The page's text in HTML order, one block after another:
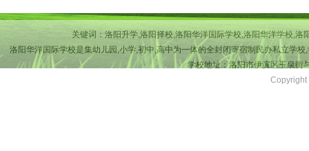
关键词：洛阳升学,洛阳择校,洛阳华洋国际学校,洛阳华洋学校,
洛阳华洋国际学校是集幼儿园,小学,初中,高中为一体的全封闭寄宿制民办私立学
学校地址：洛阳市伊滨区玉泉街
Copyright